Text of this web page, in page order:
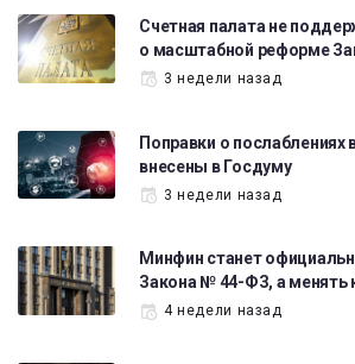
Счетная палата не
о масштабной реформе
3 недели назад
Поправки о послаблениях
внесены в Госдуму
3 недели назад
Минфин станет
Закона № 44-ФЗ, а менять
4 недели назад